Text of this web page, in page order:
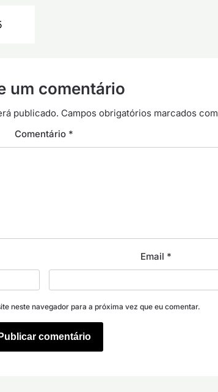
um comentário
publicado. Campos obrigatórios marcados com
Comentário *
Email *
neste navegador para a próxima vez que eu comentar.